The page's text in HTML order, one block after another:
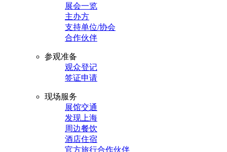
展会一览
主办方
支持单位/协会
合作伙伴
参观准备
观众登记
签证申请
现场服务
展馆交通
发现上海
周边餐饮
酒店住宿
官方旅行合作伙伴